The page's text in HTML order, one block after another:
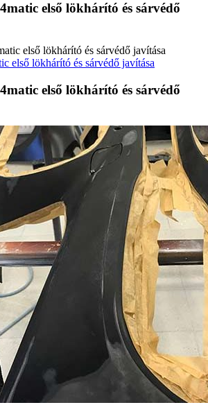
első lökhárító és sárvédő
első lökhárító és sárvédő javítása
első lökhárító és sárvédő